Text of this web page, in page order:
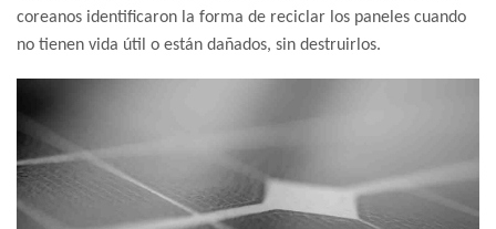
coreanos identificaron la forma de reciclar los paneles cuando
no tienen vida útil o están dañados, sin destruirlos.